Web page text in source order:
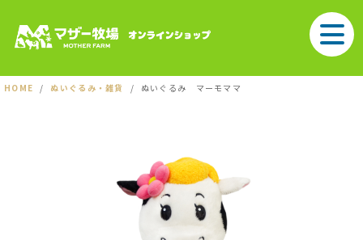
HOME ぬいぐるみ・雑貨 ぬいぐるみ マーモママ